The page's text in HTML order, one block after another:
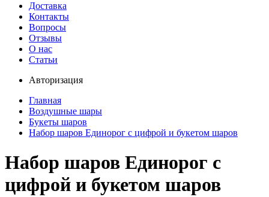
Доставка
Контакты
Вопросы
Отзывы
О нас
Статьи
Авторизация
Главная
Воздушные шары
Букеты шаров
Набор шаров Единорог с цифрой и букетом шаров
Набор шаров Единорог с
цифрой и букетом шаров